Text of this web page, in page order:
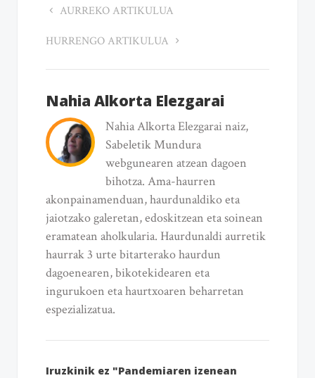
AURREKO ARTIKULUA
HURRENGO ARTIKULUA
Nahia Alkorta Elezgarai
Nahia Alkorta Elezgarai naiz,
Sabeletik Mundura
webgunearen atzean dagoen
bihotza. Ama-haurren
akonpainamenduan, haurdunaldiko eta
jaiotzako galeretan, edoskitzean eta soinean
eramatean aholkularia. Haurdunaldi aurretik
haurrak 3 urte bitarterako haurdun
dagoenearen, bikotekidearen eta
ingurukoen eta haurtxoaren beharretan
espezializatua.
Iruzkinik ez "Pandemiaren izenean